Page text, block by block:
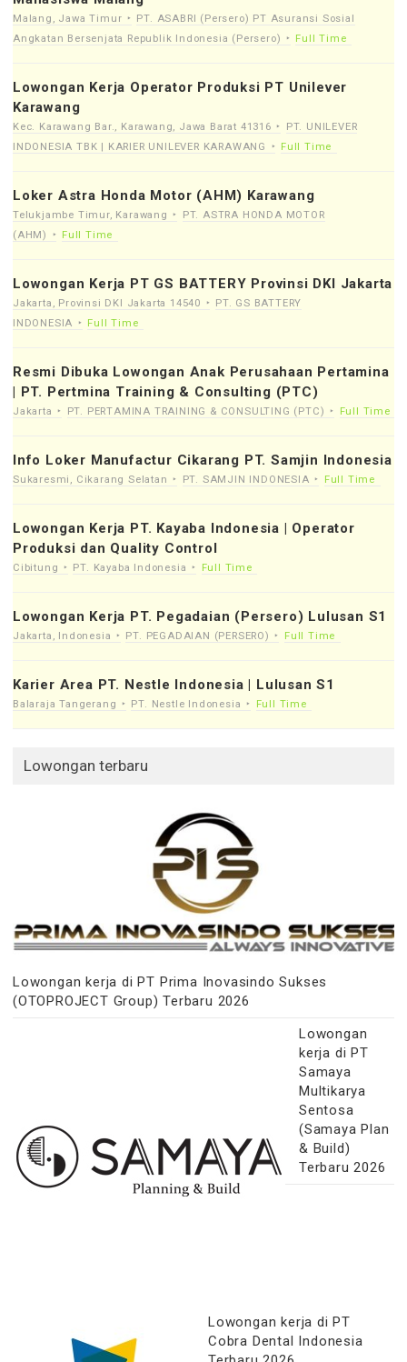
Malang, Jawa Timur
PT. ASABRI (Persero) PT Asuransi Sosial
Angkatan Bersenjata Republik Indonesia (Persero)
Full Time
Lowongan Kerja Operator Produksi PT Unilever
Karawang
Kec. Karawang Bar., Karawang, Jawa Barat 41316
PT. UNILEVER
INDONESIA TBK | KARIER UNILEVER KARAWANG
Full Time
Loker Astra Honda Motor (AHM) Karawang
Telukjambe Timur, Karawang
PT. ASTRA HONDA MOTOR
(AHM)
Full Time
Lowongan Kerja PT GS BATTERY Provinsi DKI Jakarta
Jakarta, Provinsi DKI Jakarta 14540
PT. GS BATTERY
INDONESIA
Full Time
Resmi Dibuka Lowongan Anak Perusahaan Pertamina
| PT. Pertmina Training & Consulting (PTC)
Jakarta PT. PERTAMINA TRAINING & CONSULTING (PTC) Full Time
Info Loker Manufactur Cikarang PT. Samjin Indonesia
Sukaresmi, Cikarang Selatan PT. SAMJIN INDONESIA Full Time
Lowongan Kerja PT. Kayaba Indonesia | Operator
Produksi dan Quality Control
Cibitung PT. Kayaba Indonesia Full Time
Lowongan Kerja PT. Pegadaian (Persero) Lulusan S1
Jakarta, Indonesia PT. PEGADAIAN (PERSERO) Full Time
Karier Area PT. Nestle Indonesia | Lulusan S1
Balaraja Tangerang PT. Nestle Indonesia Full Time
Lowongan terbaru
Lowongan kerja di PT Prima Inovasindo Sukses
(OTOPROJECT Group) Terbaru 2026
Lowongan
kerja di PT
Samaya
Multikarya
Sentosa
(Samaya Plan
& Build)
Terbaru 2026
Lowongan kerja di PT
Cobra Dental Indonesia